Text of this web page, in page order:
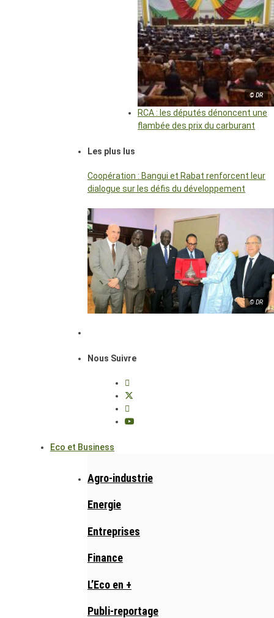
© DR
RCA : les députés dénoncent une
flambée des prix du carburant
Les plus lus
Coopération : Bangui et Rabat renforcent leur
dialogue sur les défis du développement
© DR
Nous Suivre
Eco et Business
Agro-industrie
Energie
Entreprises
Finance
L’Eco en +
Publi-reportage